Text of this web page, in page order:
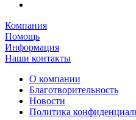
Компания
Помощь
Информация
Наши контакты
О компании
Благотворительность
Новости
Политика